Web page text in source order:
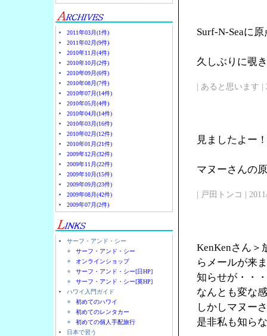
2011年03月(1件)
2011年02月(9件)
2010年11月(4件)
2010年10月(2件)
2010年09月(6件)
2010年08月(7件)
2010年07月(14件)
2010年05月(4件)
2010年04月(14件)
2010年03月(16件)
2010年02月(12件)
2010年01月(21件)
2009年12月(32件)
2009年11月(22件)
2009年10月(15件)
2009年09月(23件)
2009年08月(42件)
2009年07月(2件)
サーフ・アンド・シー
サーフ・アンド・シー
オンラインショップ
サーフ・アンド・シー[日HP]
サーフ・アンド・シー[英HP]
ハワイ入門ガイド
初めてのハワイ
初めてのレンタカー
初めての個人手配旅行
日本で習う
Surf-N-Seaに
久しぶりに覗
| あると思います |
見ましたよー！
マヌーさんの
| 戸田トンコ |
KenKenさん＞
らメールが来
知らせが・・・
なんとも変な
しかしマヌー
是非私も知ら